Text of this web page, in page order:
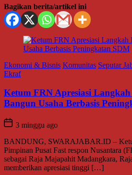
Bagikan berita/artikel ini
Ekonomi & Bisnis Komunitas Seputar
Ekraf
Ketum FRN Apresiasi
Bangun Usaha Berbasis
3 minggu ago
BANDUNG, SWARAJABAR.ID –
Pimpinan Pusat Fast respon Nusantara
sebagai Raja Majapahit Madangkara,
memberikan apresiasi tinggi […]